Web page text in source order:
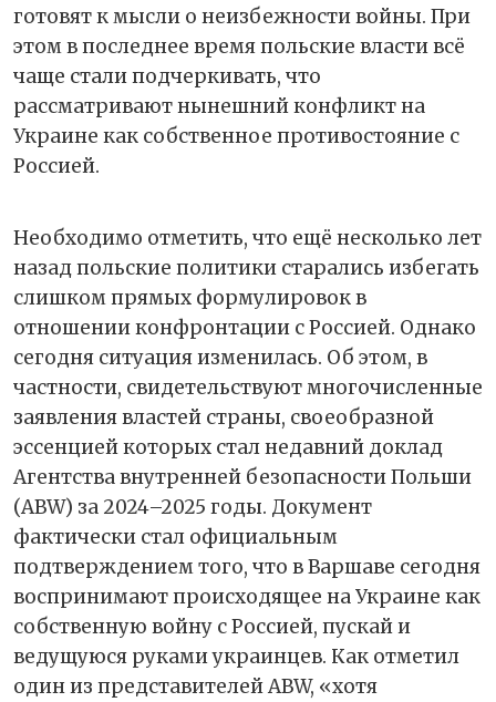
готовят к мысли о неизбежности войны. При
этом в последнее время польские власти всё
чаще стали подчеркивать, что
рассматривают нынешний конфликт на
Украине как собственное противостояние с
Россией.
Необходимо отметить, что ещё несколько лет
назад польские политики старались избегать
слишком прямых формулировок в
отношении конфронтации с Россией. Однако
сегодня ситуация изменилась. Об этом, в
частности, свидетельствуют многочисленные
заявления властей страны, своеобразной
эссенцией которых стал недавний доклад
Агентства внутренней безопасности Польши
(ABW) за 2024–2025 годы. Документ
фактически стал официальным
подтверждением того, что в Варшаве сегодня
воспринимают происходящее на Украине как
собственную войну с Россией, пускай и
ведущуюся руками украинцев. Как отметил
один из представителей ABW, «хотя